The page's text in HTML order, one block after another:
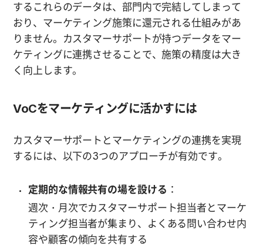
するこれらのデータは、部門内で完結してしまって
おり、マーケティング施策に還元される仕組みがあ
りません。カスタマーサポートが持つデータをマー
ケティングに連携させることで、施策の精度は大き
く向上します。
VoCをマーケティングに活かすには
カスタマーサポートとマーケティングの連携を実現
するには、以下の3つのアプローチが有効です。
定期的な情報共有の場を設ける ：
週次・月次でカスタマーサポート担当者とマーケ
ティング担当者が集まり、よくある問い合わせ内
容や顧客の傾向を共有する